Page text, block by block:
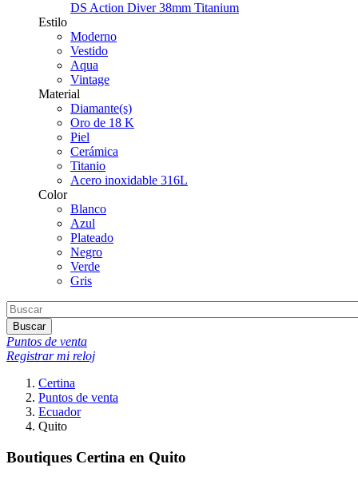
DS Action Diver 38mm Titanium
Estilo
Moderno
Vestido
Aqua
Vintage
Material
Diamante(s)
Oro de 18 K
Piel
Cerámica
Titanio
Acero inoxidable 316L
Color
Blanco
Azul
Plateado
Negro
Verde
Gris
Buscar
Puntos de venta
Registrar mi reloj
Certina
Puntos de venta
Ecuador
Quito
Boutiques Certina en Quito